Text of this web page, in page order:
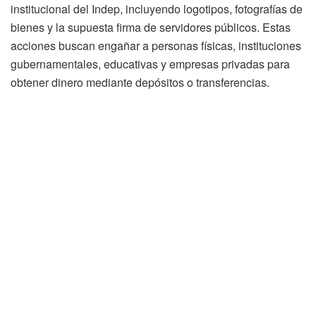
institucional del Indep, incluyendo logotipos, fotografías de
bienes y la supuesta firma de servidores públicos. Estas
acciones buscan engañar a personas físicas, instituciones
gubernamentales, educativas y empresas privadas para
obtener dinero mediante depósitos o transferencias.